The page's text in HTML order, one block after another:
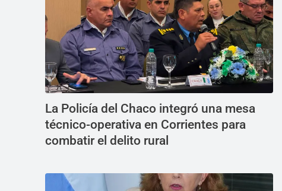
La Policía del Chaco integró una mesa
técnico-operativa en Corrientes para
combatir el delito rural